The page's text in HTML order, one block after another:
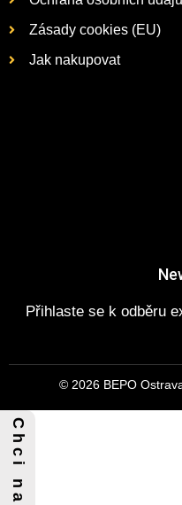
Zásady cookies (EU)
Jak nakupovat
Přihlaste se k odběru
© 2026 BEPO